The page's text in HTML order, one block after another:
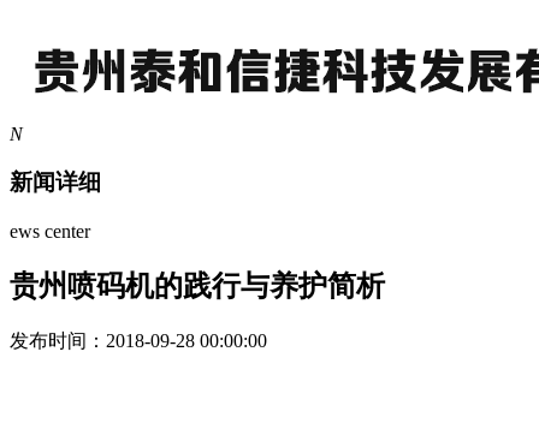
N
新闻详细
ews center
贵州喷码机的践行与养护简析
发布时间：2018-09-28 00:00:00